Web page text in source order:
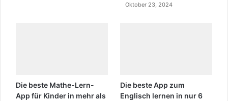
Oktober 23, 2024
Die beste Mathe-Lern-
App für Kinder in mehr als
Die beste App zum
Englisch lernen in nur 6